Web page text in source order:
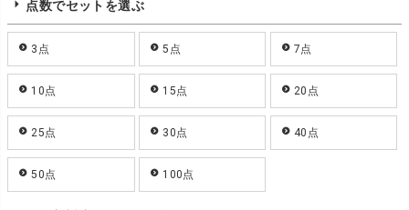
点数でセットを選ぶ
3点 5点 7点
10点 15点 20点
25点 30点 40点
50点 100点